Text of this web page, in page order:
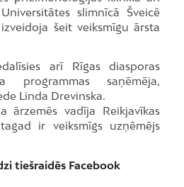
slimnīcā Šveicē
šeit veiksmīgu ārsta
arī Rīgas diasporas
programmas saņēmēja,
Linda Drevinska.
ārzemēs vadīja Reikjavīkas
ir veiksmīgs uzņēmējs
tiešraidēs Facebook